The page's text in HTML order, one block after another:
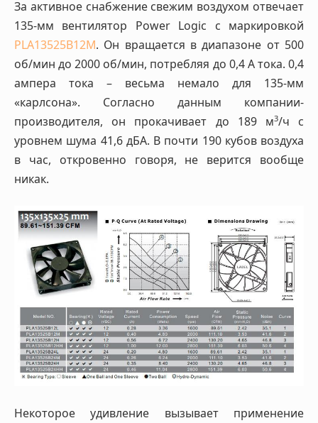
За активное снабжение свежим воздухом отвечает
135-мм вентилятор Power Logic с маркировкой
PLA13525B12M. Он вращается в диапазоне от 500
об/мин до 2000 об/мин, потребляя до 0,4 А тока. 0,4
ампера тока – весьма немало для 135-мм
«карлсона». Согласно данным компании-
производителя, он прокачивает до 189 м3/ч с
уровнем шума 41,6 дБА. В почти 190 кубов воздуха
в час, откровенно говоря, не верится вообще
никак.
Некоторое удивление вызывает применение